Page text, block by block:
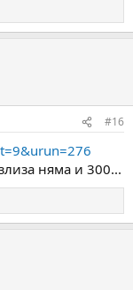
#16
няма и 300...